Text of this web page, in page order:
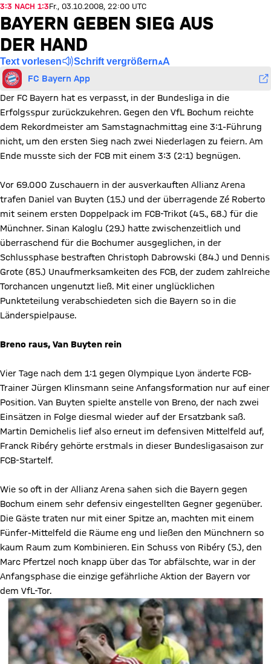
3:3 NACH 1:3Fr., 03.10.2008, 22:00 UTC
BAYERN GEBEN SIEG AUS
DER HAND
Text vorlesen Schrift vergrößern
FC Bayern App
Der FC Bayern hat es verpasst, in der Bundesliga in die
Erfolgsspur zurückzukehren. Gegen den VfL Bochum reichte
dem Rekordmeister am Samstagnachmittag eine 3:1-Führung
nicht, um den ersten Sieg nach zwei Niederlagen zu feiern. Am
Ende musste sich der FCB mit einem 3:3 (2:1) begnügen.
Vor 69.000 Zuschauern in der ausverkauften Allianz Arena
trafen Daniel van Buyten (15.) und der überragende Zé Roberto
mit seinem ersten Doppelpack im FCB-Trikot (45., 68.) für die
Münchner. Sinan Kaloglu (29.) hatte zwischenzeitlich und
überraschend für die Bochumer ausgeglichen, in der
Schlussphase bestraften Christoph Dabrowski (84.) und Dennis
Grote (85.) Unaufmerksamkeiten des FCB, der zudem zahlreiche
Torchancen ungenutzt ließ. Mit einer unglücklichen
Punkteteilung verabschiedeten sich die Bayern so in die
Länderspielpause.
Breno raus, Van Buyten rein
Vier Tage nach dem 1:1 gegen Olympique Lyon änderte FCB-
Trainer Jürgen Klinsmann seine Anfangsformation nur auf einer
Position. Van Buyten spielte anstelle von Breno, der nach zwei
Einsätzen in Folge diesmal wieder auf der Ersatzbank saß.
Martin Demichelis lief also erneut im defensiven Mittelfeld auf,
Franck Ribéry gehörte erstmals in dieser Bundesligasaison zur
FCB-Startelf.
Wie so oft in der Allianz Arena sahen sich die Bayern gegen
Bochum einem sehr defensiv eingestellten Gegner gegenüber.
Die Gäste traten nur mit einer Spitze an, machten mit einem
Fünfer-Mittelfeld die Räume eng und ließen den Münchnern so
kaum Raum zum Kombinieren. Ein Schuss von Ribéry (5.), den
Marc Pfertzel noch knapp über das Tor abfälschte, war in der
Anfangsphase die einzige gefährliche Aktion der Bayern vor
dem VfL-Tor.